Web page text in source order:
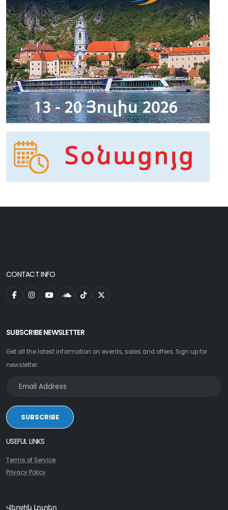
CONTACT INFO
SUBSCRIBE NEWSLETTER
Get all the latest information on events, sales and offers. Sign up for
newsletter:
SUBSCRIBE
USEFUL LINKS
Terms of Service
Privacy Policy
Վերջին Լուրեր